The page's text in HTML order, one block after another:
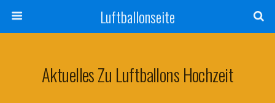
Luftballonseite
Aktuelles Zu Luftballons Hochzeit